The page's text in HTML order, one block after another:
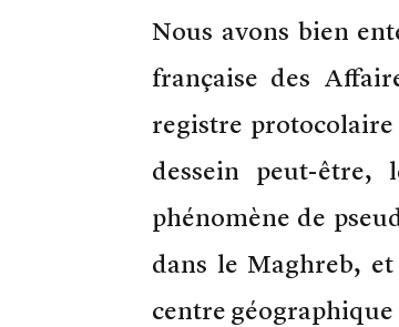
Nous avons bien
française des
registre
dessein peut-
phénomène de
dans le Maghreb,
centre